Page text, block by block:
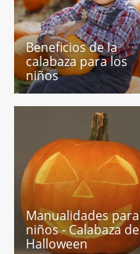
Beneficios de la
calabaza para los
niños
Manualidades para
niños - Calabaza de
Halloween